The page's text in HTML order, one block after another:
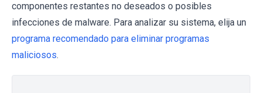
componentes restantes no deseados o posibles
infecciones de malware. Para analizar su sistema, elija un
programa recomendado para eliminar programas
maliciosos.